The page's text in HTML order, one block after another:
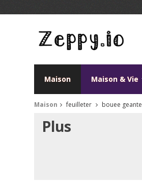
Maison Maison & Vie
Maison feuilleter bouee geante
Plus